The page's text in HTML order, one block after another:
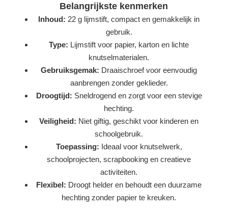
Belangrijkste kenmerken
Inhoud: 22 g lijmstift, compact en gemakkelijk in
gebruik.
Type: Lijmstift voor papier, karton en lichte
knutselmaterialen.
Gebruiksgemak: Draaischroef voor eenvoudig
aanbrengen zonder geklieder.
Droogtijd: Sneldrogend en zorgt voor een stevige
hechting.
Veiligheid: Niet giftig, geschikt voor kinderen en
schoolgebruik.
Toepassing: Ideaal voor knutselwerk,
schoolprojecten, scrapbooking en creatieve
activiteiten.
Flexibel: Droogt helder en behoudt een duurzame
hechting zonder papier te kreuken.